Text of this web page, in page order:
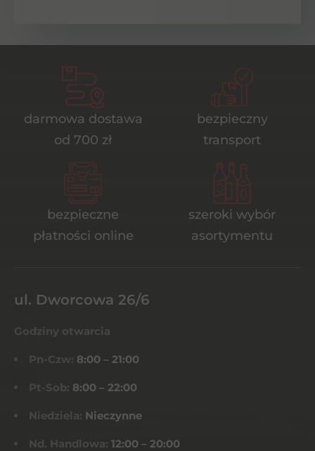
darmowa dostawa
od 700 zł
bezpieczny
transport
bezpieczne
płatności online
szeroki wybór
asortymentu
ul. Dworcowa 26/6
Godziny otwarcia
Pn-Czw: 8:00 – 21:00
Pt-Sob: 8:00 – 22:00
Niedziela: Nieczynne
Nd. Handlowa: 12:00 – 20:00